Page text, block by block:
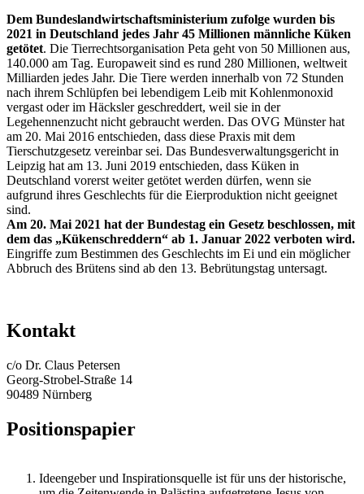
Dem Bundeslandwirtschaftsministerium zufolge wurden bis
2021 in Deutschland jedes Jahr 45 Millionen männliche Küken
getötet. Die Tierrechtsorganisation Peta geht von 50 Millionen aus,
140.000 am Tag. Europaweit sind es rund 280 Millionen, weltweit
Milliarden jedes Jahr. Die Tiere werden innerhalb von 72 Stunden
nach ihrem Schlüpfen bei lebendigem Leib mit Kohlenmonoxid
vergast oder im Häcksler geschreddert, weil sie in der
Legehennenzucht nicht gebraucht werden. Das OVG Münster hat
am 20. Mai 2016 entschieden, dass diese Praxis mit dem
Tierschutzgesetz vereinbar sei. Das Bundesverwaltungsgericht in
Leipzig hat am 13. Juni 2019 entschieden, dass Küken in
Deutschland vorerst weiter getötet werden dürfen, wenn sie
aufgrund ihres Geschlechts für die Eierproduktion nicht geeignet
sind.
Am 20. Mai 2021 hat der Bundestag ein Gesetz beschlossen, mit
dem das „Kükenschreddern“ ab 1. Januar 2022 verboten wird.
Eingriffe zum Bestimmen des Geschlechts im Ei und ein möglicher
Abbruch des Brütens sind ab den 13. Bebrütungstag untersagt.
Kontakt
c/o Dr. Claus Petersen
Georg-Strobel-Straße 14
90489 Nürnberg
Positionspapier
Ideengeber und Inspirationsquelle ist für uns der historische,